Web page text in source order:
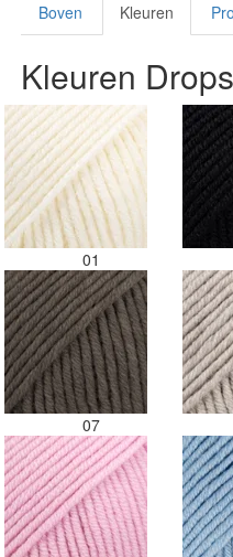
Boven Kleuren
Kleuren
01
07